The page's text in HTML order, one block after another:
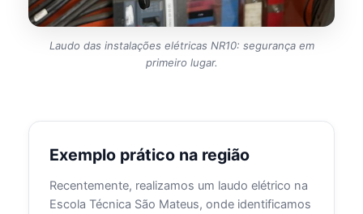
Laudo das instalações elétricas NR10: segurança em
primeiro lugar.
Exemplo prático na região
Recentemente, realizamos um laudo elétrico na
Escola Técnica São Mateus, onde identificamos